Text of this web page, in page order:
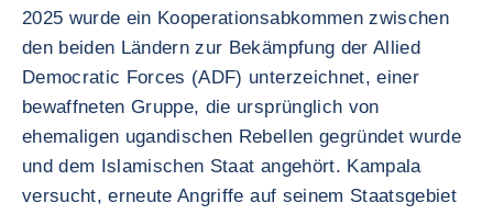
2025 wurde ein Kooperationsabkommen zwischen
den beiden Ländern zur Bekämpfung der Allied
Democratic Forces (ADF) unterzeichnet, einer
bewaffneten Gruppe, die ursprünglich von
ehemaligen ugandischen Rebellen gegründet wurde
und dem Islamischen Staat angehört. Kampala
versucht, erneute Angriffe auf seinem Staatsgebiet